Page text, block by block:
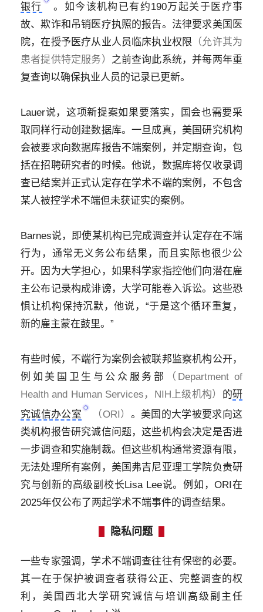
银行
。如今该机构已有约190万起关于医疗事
故、欺诈和吊销医疗执照的报告。法律要求美国医
院，在授予医疗从业人员临床执业权限 （允许其为
患者提供特定服务） 之前查询此系统，并每两年重
复查询以确保执业人员的记录已更新。
Lauer说，这项新提案如果要落实，国会也需要采
取同样行动创建数据库。一旦成真，美国研究机构
会被要求向数据库报告不端案例，并定期查询，包
括在招聘研究者的时候。他说，数据库将仅收录调
查已结案并正式认定存在学术不端的案例，不包含
某人被控学术不端但未获证实的案例。
Barnes说，即使某机构已完成调查并认定存在不端
行为，通常无义务公布结果，而且实际也很少公
开。因为大学担心，如果科学家指控他们向潜在雇
主公布记录构成诽谤，大学可能卷入诉讼。这些恐
惧让机构保持沉默，他说，“于是这个循环重复，
新的雇主蒙在鼓里。”
有些时候，不端行为案例会被联邦监察机构公开，
例如美国卫生与公众服务部
（Department of
Health and Human Services，NIH上级机构） 的研
究诚信办公室
（ORI） 。美国的大学被要求向这
类机构报告研究诚信问题，这些机构会决定是否进
一步调查和实施制裁。但这些机构通常资源有限，
无法处理所有案例，美国弗吉尼亚理工学院负责研
究与创新的高级副校长Lisa Lee说。例如，ORI在
2025年仅公布了两起学术不端事件的调查结果。
隐私问题
一些专家强调，学术不端调查往往有保密的必要。
其一在于保护被调查者获得公正、完整调查的权
利，美国西北大学研究诚信与培训高级副主任